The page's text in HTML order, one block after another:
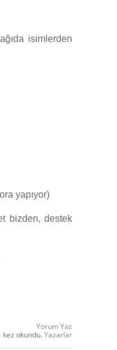
isimlerden
yapıyor)
bizden, destek
Yorum Yaz
kez okundu.Yazarlar